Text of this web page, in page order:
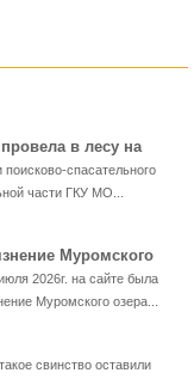
в лесу на
поисково-спасательного
части ГКУ МО...
Муромского
2026г. на сайте была
Муромского озера...
свинство оставили